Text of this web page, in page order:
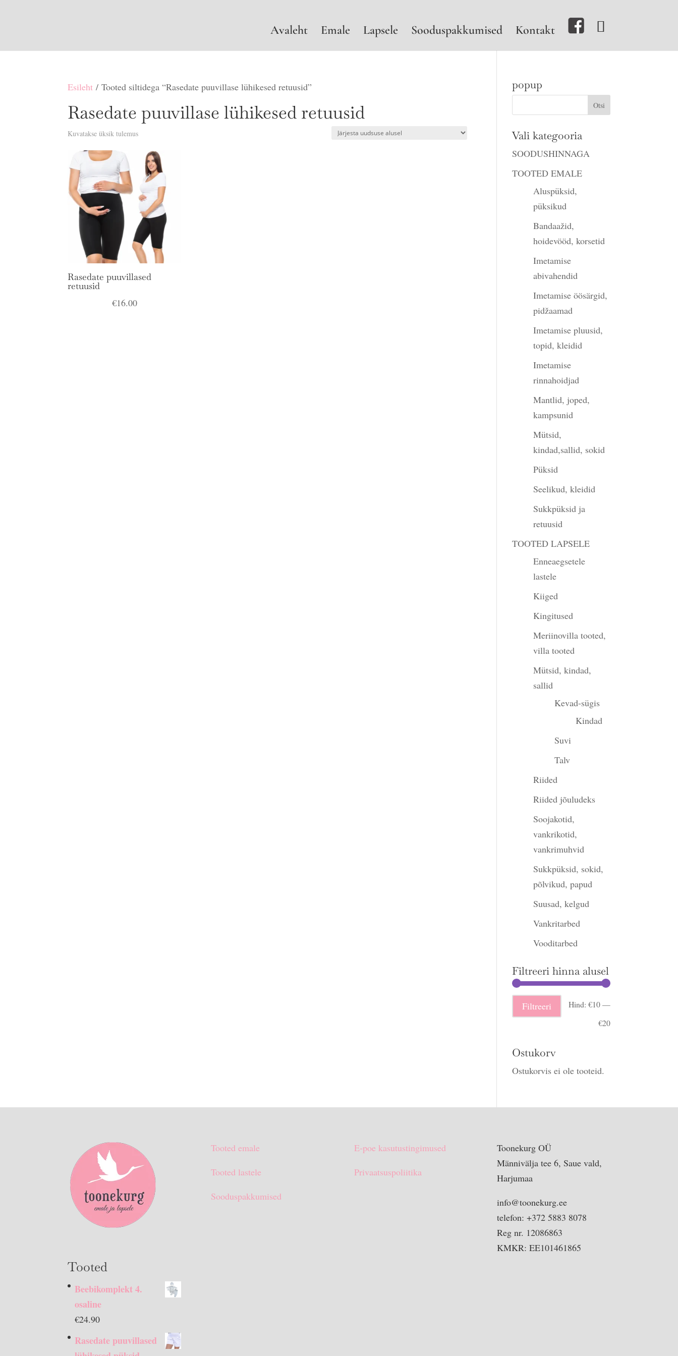
Avaleht Emale Lapsele Sooduspakkumised Kontakt
Esileht / Tooted siltidega “Rasedate puuvillase lühikesed retuusid”
Rasedate puuvillase lühikesed retuusid
Kuvatakse üksik tulemus
Rasedate puuvillased
retuusid
€16.00
popup
Vali kategooria
SOODUSHINNAGA
TOOTED EMALE
Aluspüksid,
püksikud
Bandaažid,
hoidevööd, korsetid
Imetamise
abivahendid
Imetamise öösärgid,
pidžaamad
Imetamise pluusid,
topid, kleidid
Imetamise
rinnahoidjad
Mantlid, joped,
kampsunid
Mütsid,
kindad,sallid, sokid
Püksid
Seelikud, kleidid
Sukkpüksid ja
retuusid
TOOTED LAPSELE
Enneaegsetele
lastele
Kiiged
Kingitused
Meriinovilla tooted,
villa tooted
Mütsid, kindad,
sallid
Kevad-sügis
Kindad
Suvi
Talv
Riided
Riided jõuludeks
Soojakotid,
vankrikotid,
vankrimuhvid
Sukkpüksid, sokid,
põlvikud, papud
Suusad, kelgud
Vankritarbed
Vooditarbed
Filtreeri hinna alusel
Minimaalne
hind
Maksimaalne
hind
Filtreeri Hind: €10—
€20
Ostukorv
Ostukorvis ei ole tooteid.
Tooted
Beebikomplekt 4.
osaline
€24.90
Rasedate puuvillased
Tooted emale
Tooted lastele
Sooduspakkumised
E-poe kasutustingimused
Privaatsuspoliitika
Toonekurg OÜ
Männivälja tee 6, Saue vald,
Harjumaa
info@toonekurg.ee
telefon: +372 5883 8078
Reg nr. 12086863
KMKR: EE101461865